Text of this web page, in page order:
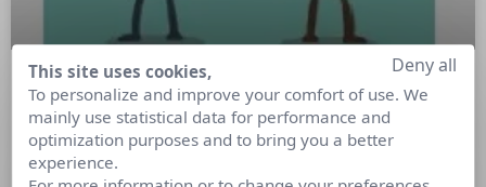
Usages Mobiles, quand la vision des
professionnels se confronte à
l’expérience des utilisateurs
This site uses cookies,
To personalize and improve your comfort of use. We
mainly use statistical data for performance and
optimization purposes and to bring you a better
experience.
Deny all